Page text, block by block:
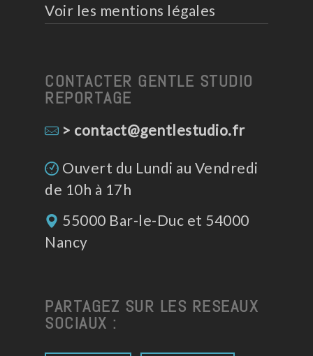
Voir les mentions légales
CONTACTER GENTLE STUDIO
REPORTAGE
> contact@gentlestudio.fr
Ouvert du Lundi au Vendredi
de 10h à 17h
55000 Bar-le-Duc et 54000
Nancy
PARTAGEZ SUR LES RESEAUX
SOCIAUX :